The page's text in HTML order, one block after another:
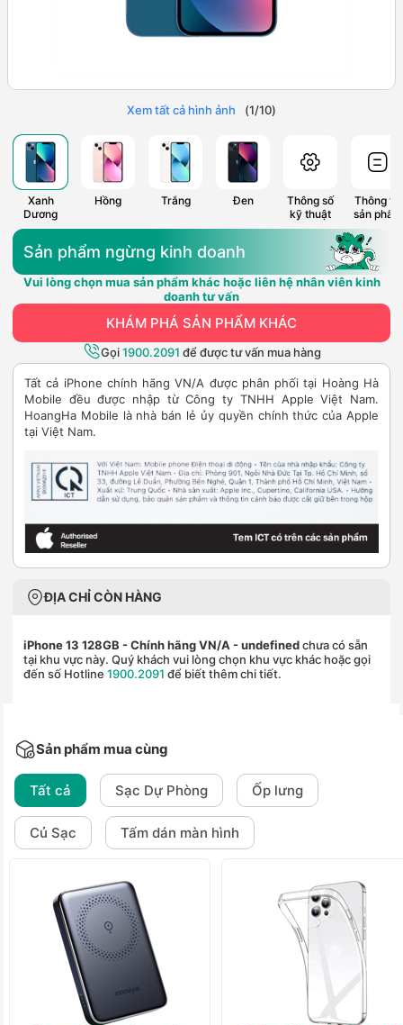
Xem tất cả hình ảnh (1/10)
Xanh
Dương
Hồng Trắng Đen
Thông số
kỹ thuật
Thông tin
sản phẩm
Sản phẩm ngừng kinh doanh
Vui lòng chọn mua sản phẩm khác hoặc liên hệ nhân viên kinh
doanh tư vấn
KHÁM PHÁ SẢN PHẨM KHÁC
Gọi1900.2091 để được tư vấn mua hàng
Tất cả iPhone chính hãng VN/A được phân phối tại Hoàng Hà
Mobile đều được nhập từ Công ty TNHH Apple Việt Nam.
HoangHa Mobile là nhà bán lẻ ủy quyền chính thức của Apple
tại Việt Nam.
ĐỊA CHỈ CÒN HÀNG
iPhone 13 128GB - Chính hãng VN/A - undefinedchưa có sẵn
tại khu vực này. Quý khách vui lòng chọn khu vực khác hoặc gọi
đến số Hotline 1900.2091 để biết thêm chi tiết.
Sản phẩm mua cùng
Tất cả Sạc Dự Phòng Ốp lưng
Củ Sạc Tấm dán màn hình